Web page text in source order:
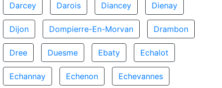
Darcey Darois Diancey Dienay
Dijon Dompierre-En-Morvan Drambon
Dree Duesme Ebaty Echalot
Echannay Echenon Echevannes